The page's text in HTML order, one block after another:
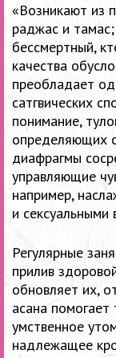
«Возникают из
раджас и
бессмертный,
качества
преобладает
сатгвических
понимание,
определяющих
диафрагмы
управляющие
например,
и
Регулярные
прилив
обновляет их,
асана помогает
умственное
надлежащее